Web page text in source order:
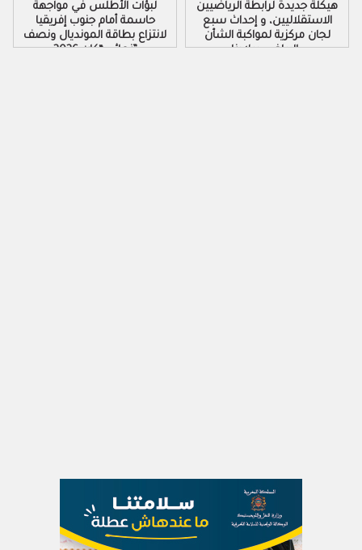
لبؤات الأطلس في مواجهة
حاسمة أمام جنوب إفريقيا
لانتزاع بطاقة المونديال ونصف
نهائي “كان 2026”
هيكلة جديدة لرابطة الرياضيين
الاستقلاليين، و إحداث سبع
لجان مركزية لمواكبة الشأن
الرياضي ببلادنا..